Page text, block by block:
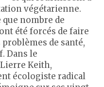
végétarienne.
nombre de
été forcés de faire
de santé,
Dans le
Keith,
écologiste radical